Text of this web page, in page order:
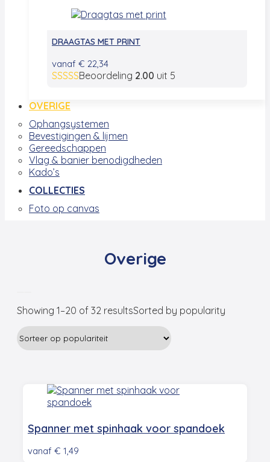
DRAAGTAS MET PRINT
vanaf € 22,34
Beoordeling 2.00 uit 5
OVERIGE
Ophangsystemen
Bevestigingen & lijmen
Gereedschappen
Vlag & banier benodigdheden
Kado’s
COLLECTIES
Foto op canvas
Overige
Showing 1–20 of 32 resultsSorted by popularity
Spanner met spinhaak voor spandoek
vanaf € 1,49